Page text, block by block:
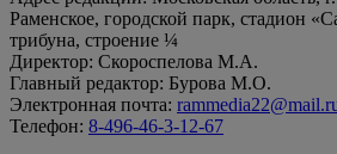
Раменское, городской парк, стадион
трибуна, строение ¼
Директор: Скороспелова М.А.
Главный редактор: Бурова М.О.
Электронная почта:
Телефон: 8-496-46-3-12-67